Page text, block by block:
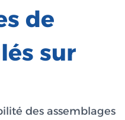
de
sur
des assemblages